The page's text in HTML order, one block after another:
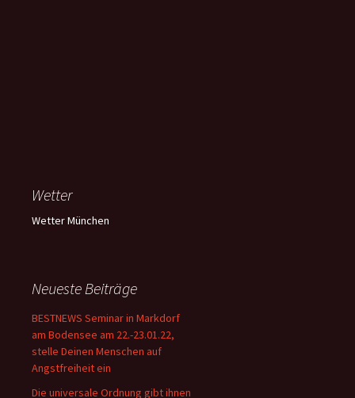
Wetter
Wetter München
Neueste Beiträge
BESTNEWS Seminar in Markdorf
am Bodensee am 22.-23.01.22,
stelle Deinen Menschen auf
Angstfreiheit ein
Die universale Ordnung gibt ihnen